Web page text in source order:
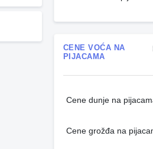
CENE VOĆA NA
PIJACAMA
Cene dunje na
Cene grožđa na